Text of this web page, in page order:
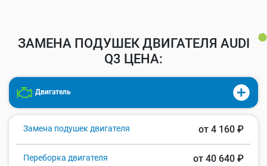
ЗАМЕНА ПОДУШЕК ДВИГАТЕЛЯ AUDI
Q3 ЦЕНА:
Двигатель
Замена подушек двигателя от 4 160 ₽
Переборка двигателя от 40 640 ₽